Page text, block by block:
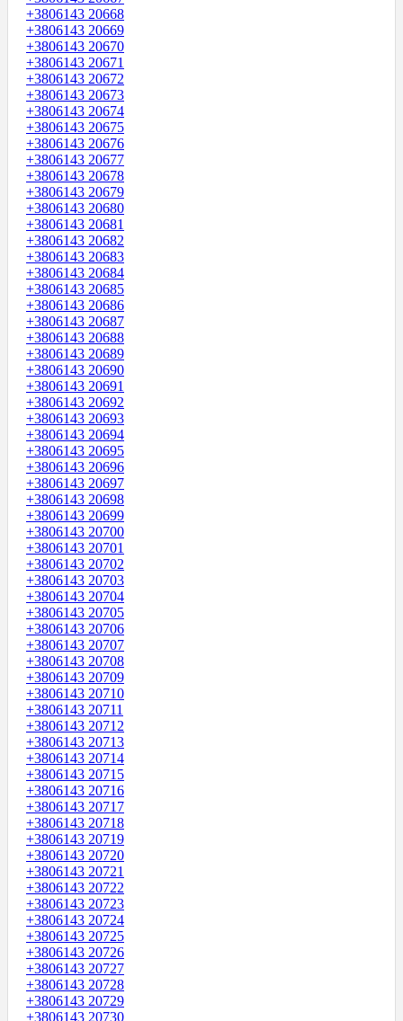
+3806143 20668
+3806143 20669
+3806143 20670
+3806143 20671
+3806143 20672
+3806143 20673
+3806143 20674
+3806143 20675
+3806143 20676
+3806143 20677
+3806143 20678
+3806143 20679
+3806143 20680
+3806143 20681
+3806143 20682
+3806143 20683
+3806143 20684
+3806143 20685
+3806143 20686
+3806143 20687
+3806143 20688
+3806143 20689
+3806143 20690
+3806143 20691
+3806143 20692
+3806143 20693
+3806143 20694
+3806143 20695
+3806143 20696
+3806143 20697
+3806143 20698
+3806143 20699
+3806143 20700
+3806143 20701
+3806143 20702
+3806143 20703
+3806143 20704
+3806143 20705
+3806143 20706
+3806143 20707
+3806143 20708
+3806143 20709
+3806143 20710
+3806143 20711
+3806143 20712
+3806143 20713
+3806143 20714
+3806143 20715
+3806143 20716
+3806143 20717
+3806143 20718
+3806143 20719
+3806143 20720
+3806143 20721
+3806143 20722
+3806143 20723
+3806143 20724
+3806143 20725
+3806143 20726
+3806143 20727
+3806143 20728
+3806143 20729
+3806143 20730